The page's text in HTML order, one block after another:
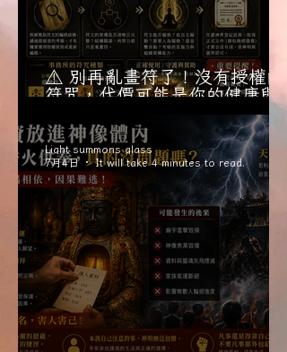
⚠️ 別再亂畫符了！沒有授權的
符咒，代價可能是你的健康與壽
Light summons glass
7月4日
It will take 4 minutes to read.